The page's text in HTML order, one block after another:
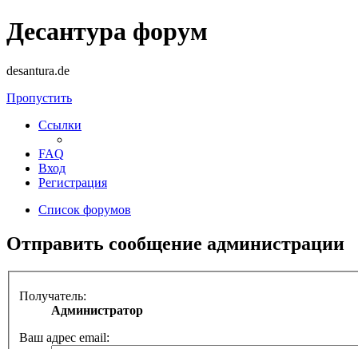
Десантура форум
desantura.de
Пропустить
Ссылки
FAQ
Вход
Регистрация
Список форумов
Отправить сообщение администрации
Получатель:
Администратор
Ваш адрес email: